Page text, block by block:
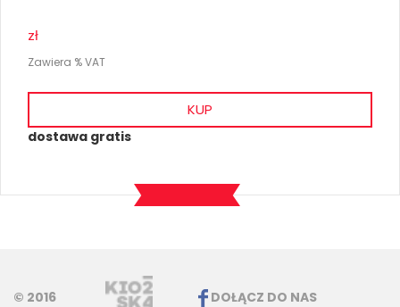
zł
Zawiera % VAT
KUP
dostawa gratis
© 2016 DOŁĄCZ DO NAS